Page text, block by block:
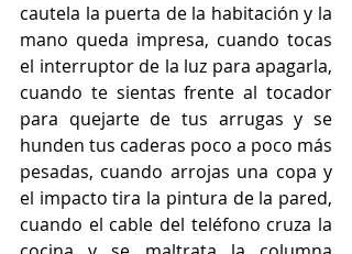
cautela la puerta de la habitación y la
mano queda impresa, cuando tocas
el interruptor de la luz para apagarla,
cuando te sientas frente al tocador
para quejarte de tus arrugas y se
hunden tus caderas poco a poco más
pesadas, cuando arrojas una copa y
el impacto tira la pintura de la pared,
cuando el cable del teléfono cruza la